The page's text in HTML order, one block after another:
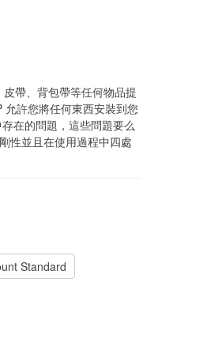
帶、背包帶等任何物品提
許您將任何東西安裝到您
在的問題，這些問題要么
性並且在使用過程中四處
Standard